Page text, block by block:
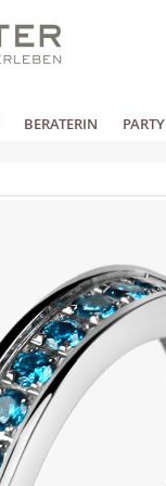
BERATERIN PARTY